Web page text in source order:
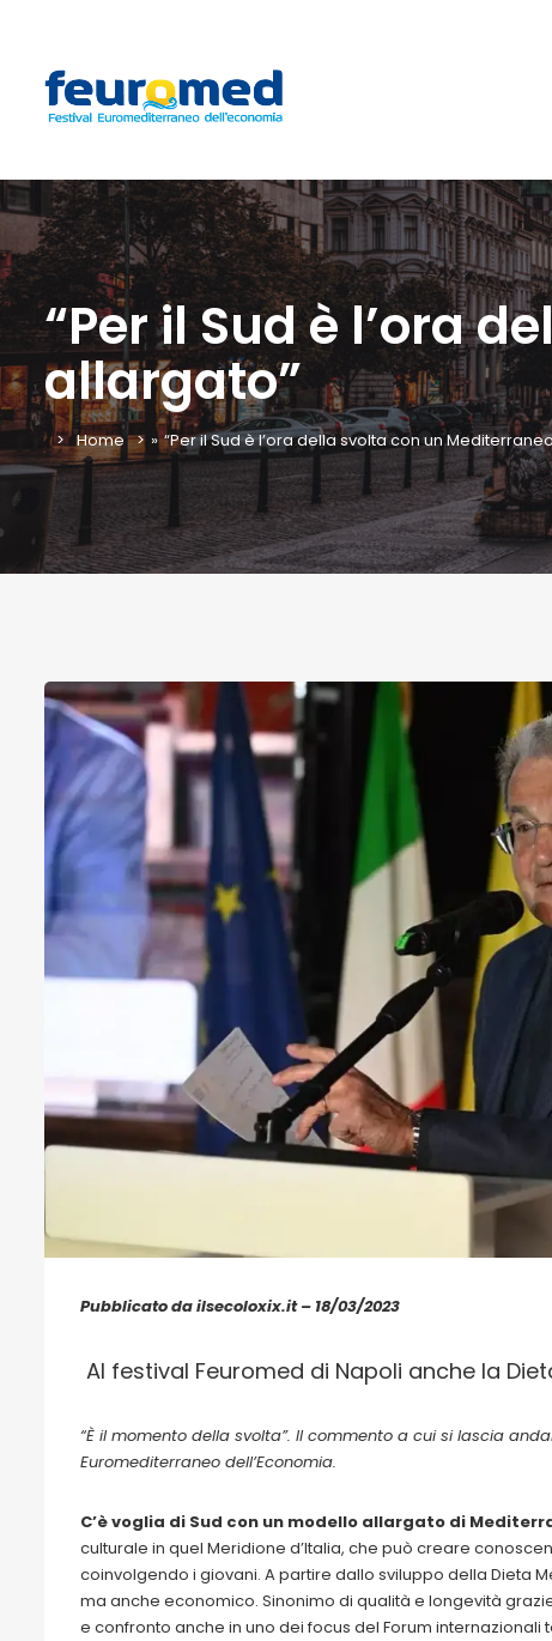
“Per il Sud è l’ora
allargato”
Home » “Per il Sud è l’ora della svolta con un
Pubblicato da ilsecoloxix.it – 18/03/2023
Al festival Feuromed di Napoli anche la
“È il momento della svolta”. Il commento a cui si lascia
Euromediterraneo dell’Economia.
C’è voglia di Sud con un modello allargato di
culturale in quel Meridione d’Italia, che può creare
coinvolgendo i giovani. A partire dallo sviluppo della Dieta
ma anche economico. Sinonimo di qualità e longevità
e confronto anche in uno dei focus del Forum